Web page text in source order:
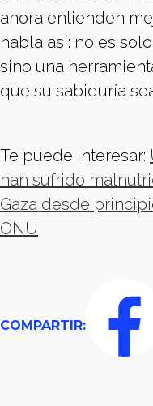
ahora entienden
habla así: no es
sino una
que su sabiduría
Te puede interesar:
han sufrido
Gaza desde
ONU
COMPARTIR: